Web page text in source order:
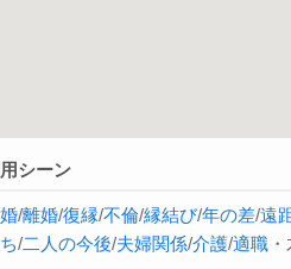
シーン
/離婚/復縁/不倫/縁結び/年の差/遠
/二人の今後/夫婦関係/介護/適職